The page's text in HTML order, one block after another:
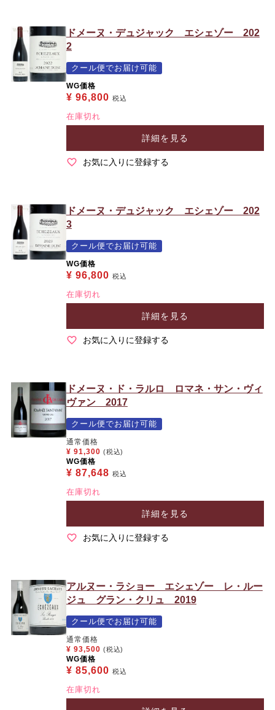
ドメーヌ・デュジャック エシェゾー 202
2
クール便でお届け可能
WG価格
¥ 96,800 税込
在庫切れ
詳細を見る
お気に入りに登録する
ドメーヌ・デュジャック エシェゾー 202
3
クール便でお届け可能
WG価格
¥ 96,800 税込
在庫切れ
詳細を見る
お気に入りに登録する
ドメーヌ・ド・ラルロ ロマネ・サン・ヴィ
ヴァン 2017
クール便でお届け可能
通常価格
¥ 91,300 (税込)
WG価格
¥ 87,648 税込
在庫切れ
詳細を見る
お気に入りに登録する
アルヌー・ラショー エシェゾー レ・ルー
ジュ グラン・クリュ 2019
クール便でお届け可能
通常価格
¥ 93,500 (税込)
WG価格
¥ 85,600 税込
在庫切れ